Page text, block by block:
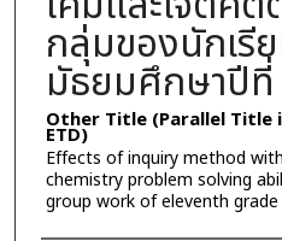
กลุ่มของนักเรี
มัธยมศึกษาปี
Other Title (Parallel Title
ETD)
Effects of inquiry method
chemistry problem solving
group work of eleventh